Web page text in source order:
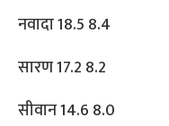
नवादा 18.5 8.4
सारण 17.2 8.2
सीवान 14.6 8.0